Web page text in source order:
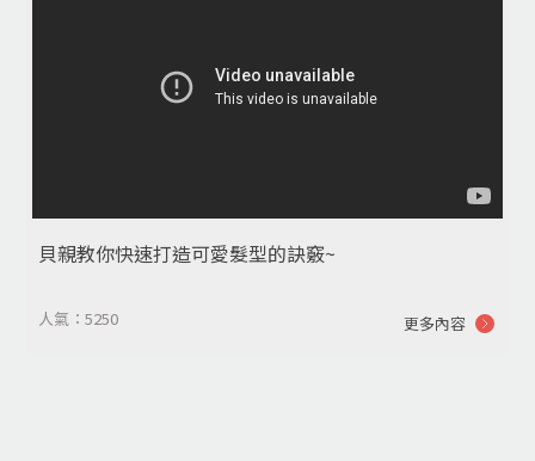
貝親教你快速打造可愛髮型的訣竅~
人氣：5250 更多內容